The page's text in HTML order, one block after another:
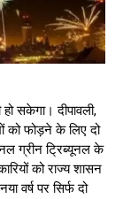
सकेगा। दीपावली,
को फोड़ने के लिए दो
ग्रीन ट्रिब्यूनल के
को राज्य शासन
वर्ष पर सिर्फ दो